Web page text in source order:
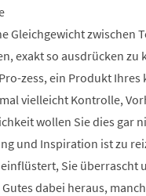
Gleichgewicht zwischen
exakt so ausdrücken zu
zess, ein Produkt Ihres
vielleicht Kontrolle,
wollen Sie dies gar
und Inspiration ist zu
Sie überrascht
dabei heraus,